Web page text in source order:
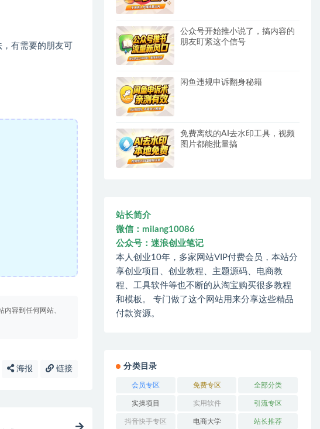
，有需要的朋友可
容到任何网站、
海报 链接
公众号开始推小说了，搞内容的
朋友盯紧这个信号
闲鱼违规申诉翻身秘籍
免费离线的AI去水印工具，视频
图片都能批量搞
站长简介
微信：milang10086
公众号：迷浪创业笔记
本人创业10年，多家网站VIP付费会员，本站分
享创业项目、创业教程、主题源码、电商教
程、工具软件等也不断的从淘宝购买很多教程
和模板。 专门做了这个网站用来分享这些精品
付款资源。
分类目录
会员专区 免费专区 全部分类
实操项目 实用软件 引流专区
抖音快手专区 电商大学 站长推荐